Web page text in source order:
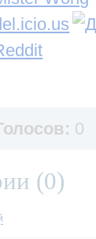
0
(0)